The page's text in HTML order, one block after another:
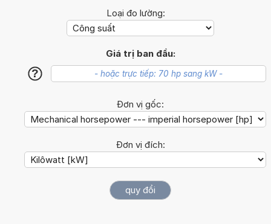
Loại đo lường:
Giá trị ban đầu:
?
Đơn vị gốc:
Đơn vị đích: